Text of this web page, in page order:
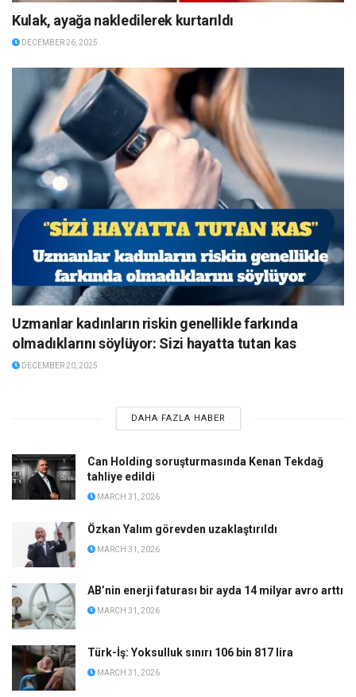
Kulak, ayağa nakledilerek kurtarıldı
DECEMBER 26, 2025
Uzmanlar kadınların riskin genellikle farkında
olmadıklarını söylüyor: Sizi hayatta tutan kas
DECEMBER 20, 2025
DAHA FAZLA HABER
Can Holding soruşturmasında Kenan Tekdağ
tahliye edildi
MARCH 31, 2026
Özkan Yalım görevden uzaklaştırıldı
MARCH 31, 2026
AB’nin enerji faturası bir ayda 14 milyar avro arttı
MARCH 31, 2026
Türk-İş: Yoksulluk sınırı 106 bin 817 lira
MARCH 31, 2026